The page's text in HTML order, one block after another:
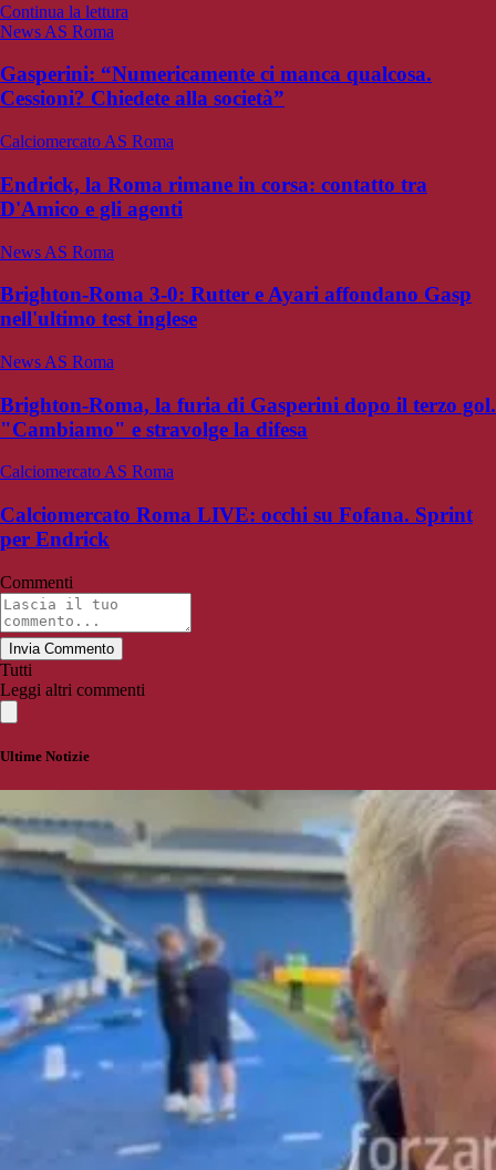
Continua la lettura
News AS Roma
Gasperini: “Numericamente ci manca qualcosa.
Cessioni? Chiedete alla società”
Calciomercato AS Roma
Endrick, la Roma rimane in corsa: contatto tra
D'Amico e gli agenti
News AS Roma
Brighton-Roma 3-0: Rutter e Ayari affondano Gasp
nell'ultimo test inglese
News AS Roma
Brighton-Roma, la furia di Gasperini dopo il terzo gol.
"Cambiamo" e stravolge la difesa
Calciomercato AS Roma
Calciomercato Roma LIVE: occhi su Fofana. Sprint
per Endrick
Commenti
Invia Commento
Tutti
Leggi altri commenti
Ultime Notizie